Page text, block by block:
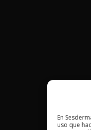
En
uso que